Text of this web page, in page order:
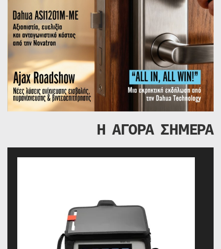
Η ΑΓΟΡΑ ΣΗΜΕΡΑ